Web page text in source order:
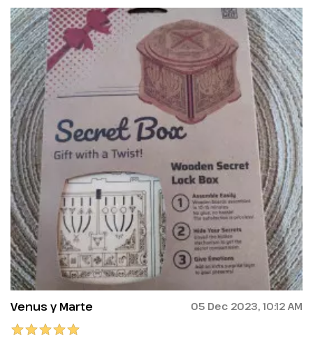
Venus y Marte 05 Dec 2023, 10:12 AM